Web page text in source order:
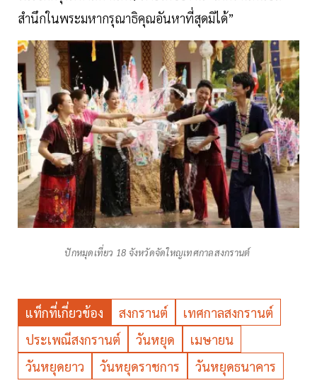
สำนึกในพระมหากรุณาธิคุณอันหาที่สุดมิได้”
ปักหมุดเที่ยว 18 จังหวัดจัดใหญเทศกาลสงกรานต์
แท็กที่เกี่ยวข้อง สงกรานต์
เทศกาลสงกรานต์
ประเพณีสงกรานต์
วันหยุด
เมษายน
วันหยุดยาว
วันหยุดราชการ วันหยุดธนาคาร